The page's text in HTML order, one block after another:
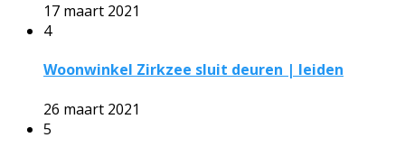
17 maart 2021
4
Woonwinkel Zirkzee sluit deuren | leiden
26 maart 2021
5